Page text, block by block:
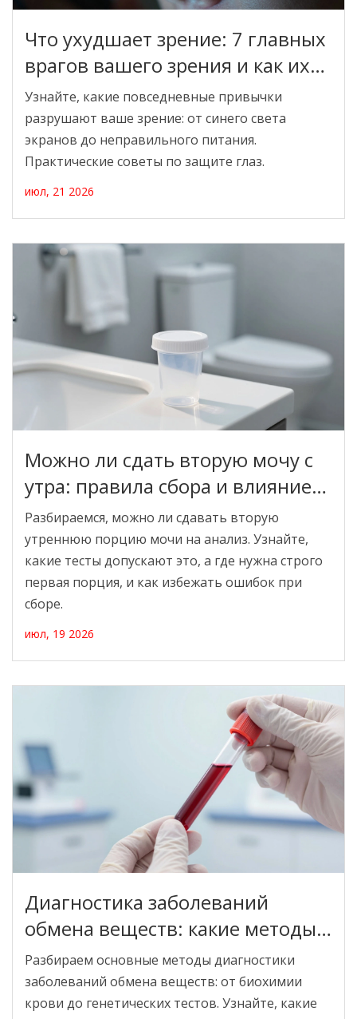
Что ухудшает зрение: 7 главных
врагов вашего зрения и как их
избежать
Узнайте, какие повседневные привычки
разрушают ваше зрение: от синего света
экранов до неправильного питания.
Практические советы по защите глаз.
июл, 21 2026
Можно ли сдать вторую мочу с
утра: правила сбора и влияние
на результат
Разбираемся, можно ли сдавать вторую
утреннюю порцию мочи на анализ. Узнайте,
какие тесты допускают это, а где нужна строго
первая порция, и как избежать ошибок при
сборе.
июл, 19 2026
Диагностика заболеваний
обмена веществ: какие методы
используют врачи
Разбираем основные методы диагностики
заболеваний обмена веществ: от биохимии
крови до генетических тестов. Узнайте, какие